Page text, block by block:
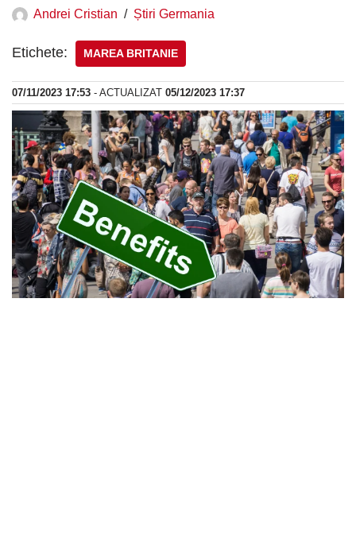
Andrei Cristian Știri Germania
Etichete: MAREA BRITANIE
07/11/2023 17:53 - ACTUALIZAT 05/12/2023 17:37